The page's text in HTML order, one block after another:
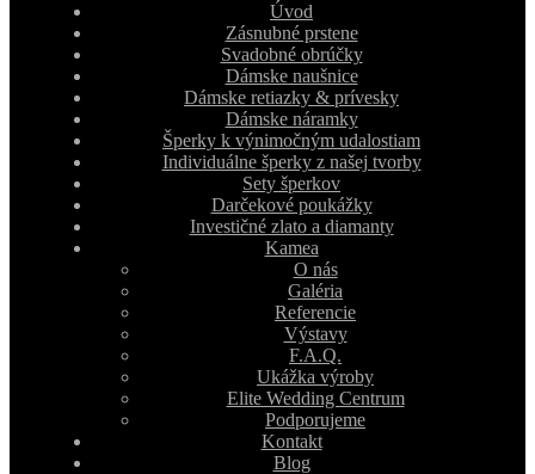
Úvod
Zásnubné prstene
Svadobné obrúčky
Dámske naušnice
Dámske retiazky & prívesky
Dámske náramky
Šperky k výnimočným udalostiam
Individuálne šperky z našej tvorby
Sety šperkov
Darčekové poukážky
Investičné zlato a diamanty
Kamea
O nás
Galéria
Referencie
Výstavy
F.A.Q.
Ukážka výroby
Elite Wedding Centrum
Podporujeme
Kontakt
Blog